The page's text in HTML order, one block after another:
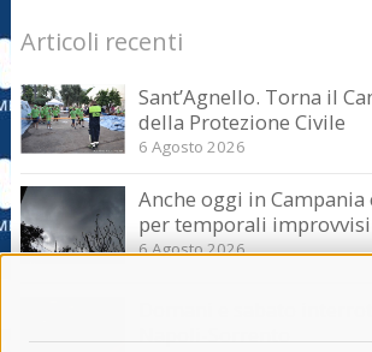
Articoli recenti
Sant’Agnello. Torna il
della Protezione Civile
6 Agosto 2026
Anche oggi in
per temporali improvvisi
6 Agosto 2026
Domani e sabato
Napoli-Sorrento